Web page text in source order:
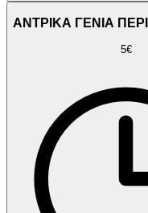
ΑΝΤΡΙΚΑ ΓΕΝΙΑ
5€